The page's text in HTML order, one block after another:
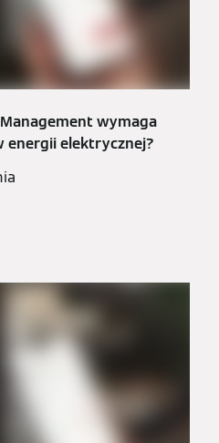
wymaga
energii elektrycznej?